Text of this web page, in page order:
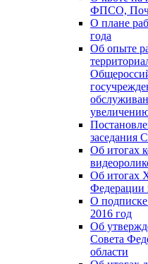
ФПСО,
О плане
года
Об опыте
заседания
Об итогах
Об итогах
Федерации
О подписке
2016 год
Об
Совета
области